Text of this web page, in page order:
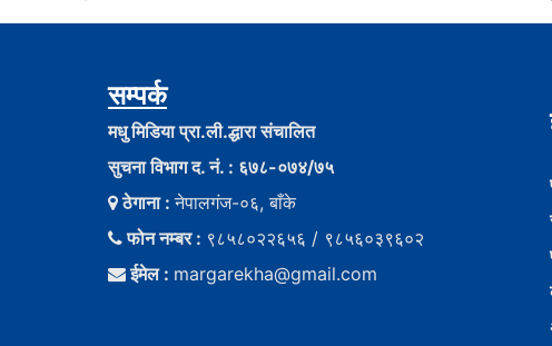
सम्पर्क
मधु मिडिया प्रा.ली.द्धारा संचालित
सुचना विभाग द. नं. : ६७८-०७४/७५
ठेगाना :नेपालगंज-०६, बाँके
फोन नम्बर : ९८५८०२२६५६ / ९८५६०३९६०२
ईमेल : margarekha@gmail.com